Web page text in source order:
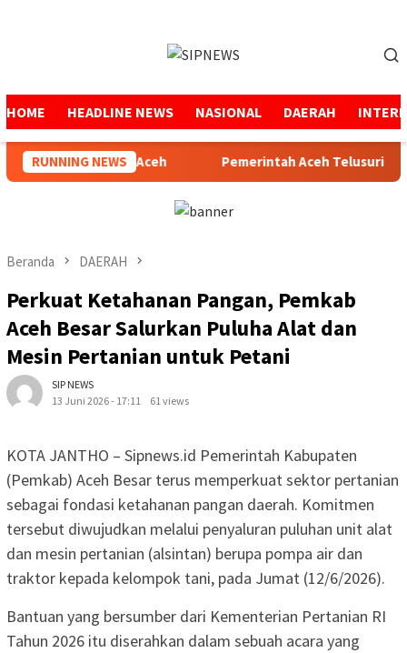
HOME HEADLINE NEWS NASIONAL DAERAH
RUNNING NEWS
Pimpin SPS Aceh Pemerintah Aceh Telusuri
Beranda DAERAH
Perkuat Ketahanan Pangan, Pemkab
Aceh Besar Salurkan Puluha Alat dan
Mesin Pertanian untuk Petani
SIP NEWS
13 Juni 2026 - 17:11
61 views
KOTA JANTHO – Sipnews.id Pemerintah Kabupaten
(Pemkab) Aceh Besar terus memperkuat sektor pertanian
sebagai fondasi ketahanan pangan daerah. Komitmen
tersebut diwujudkan melalui penyaluran puluhan unit alat
dan mesin pertanian (alsintan) berupa pompa air dan
traktor kepada kelompok tani, pada Jumat (12/6/2026).
Bantuan yang bersumber dari Kementerian Pertanian RI
Tahun 2026 itu diserahkan dalam sebuah acara yang